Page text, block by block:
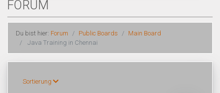
FORUM
Du bist hier: Forum Public Boards
Main Board
Java Training in Chennai
Sortierung